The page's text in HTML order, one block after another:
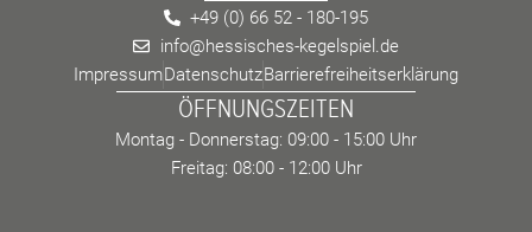
+49 (0) 66 52 - 180-195
info@hessisches-kegelspiel.de
ImpressumDatenschutzBarrierefreiheitserklärung
ÖFFNUNGSZEITEN
Montag - Donnerstag: 09:00 - 15:00 Uhr
Freitag: 08:00 - 12:00 Uhr